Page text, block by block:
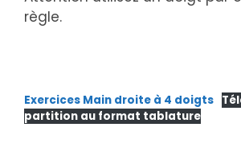
règle.
Exercices Main droite à 4 doigts
partition au format tablature